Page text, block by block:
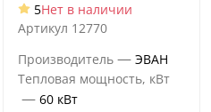
5Нет в наличии
Артикул 12770
Производитель — ЭВАН
Тепловая мощность, кВт
— 60 кВт